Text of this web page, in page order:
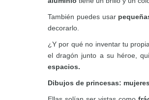
También puedes usar
decorarlo.
¿Y por qué no inventar tu
el dragón junto a su héroe,
espacios.
Dibujos de princesas: